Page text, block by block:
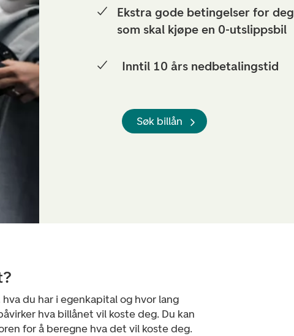
Ekstra gode betingelser for deg
som skal kjøpe en 0-utslippsbil
Inntil 10 års nedbetalingstid
Søk billån
du har i egenkapital og hvor lang
hva billånet vil koste deg. Du kan
for å beregne hva det vil koste deg.